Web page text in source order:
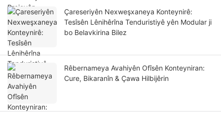
Çareseriyên Nexweşxaneya Konteynirê:
Tesîsên Lênihêrîna Tenduristiyê yên Modular ji
bo Belavkirina Bilez
Rêbernameya Avahiyên Ofîsên Konteyniran:
Cure, Bikaranîn & Çawa Hilbijêrin